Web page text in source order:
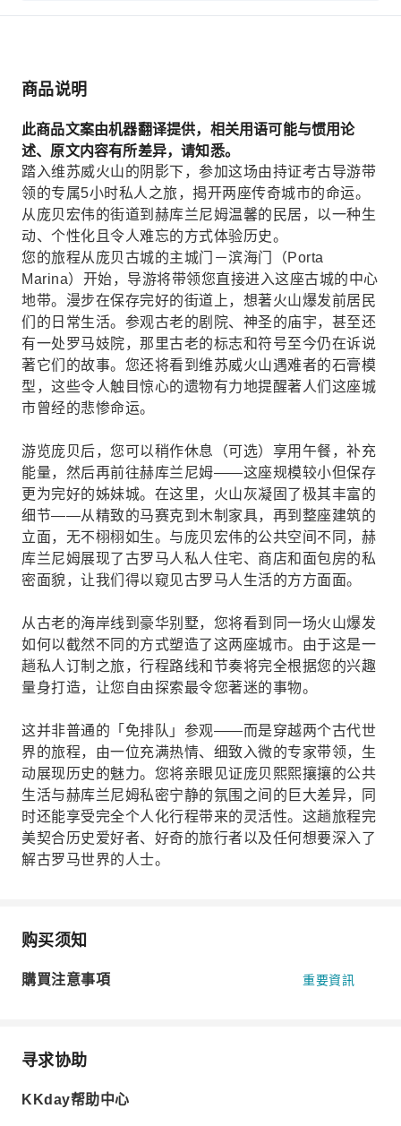
庞贝和赫库兰尼姆免排队门票
探索赫库兰尼姆的私人民居、古老海岸线、商店和
享受完全可自订的私人旅行，行程节奏和路线灵
活。
商品说明
此商品文案由机器翻译提供，相关用语可能与惯用论
述、原文内容有所差异，请知悉。
踏入维苏威火山的阴影下，参加这场由持证考古导游带
领的专属5小时私人之旅，揭开两座传奇城市的命运。
从庞贝宏伟的街道到赫库兰尼姆温馨的民居，以一种生
动、个性化且令人难忘的方式体验历史。
您的旅程从庞贝古城的主城门－滨海门（Porta
Marina）开始，导游将带领您直接进入这座古城的中心
地带。漫步在保存完好的街道上，想著火山爆发前居民
们的日常生活。参观古老的剧院、神圣的庙宇，甚至还
有一处罗马妓院，那里古老的标志和符号至今仍在诉说
著它们的故事。您还将看到维苏威火山遇难者的石膏模
型，这些令人触目惊心的遗物有力地提醒著人们这座城
市曾经的悲惨命运。
游览庞贝后，您可以稍作休息（可选）享用午餐，补充
能量，然后再前往赫库兰尼姆——这座规模较小但保存
更为完好的姊妹城。在这里，火山灰凝固了极其丰富的
细节——从精致的马赛克到木制家具，再到整座建筑的
立面，无不栩栩如生。与庞贝宏伟的公共空间不同，赫
库兰尼姆展现了古罗马人私人住宅、商店和面包房的私
密面貌，让我们得以窥见古罗马人生活的方方面面。
从古老的海岸线到豪华别墅，您将看到同一场火山爆发
如何以截然不同的方式塑造了这两座城市。由于这是一
趟私人订制之旅，行程路线和节奏将完全根据您的兴趣
量身打造，让您自由探索最令您著迷的事物。
这并非普通的「免排队」参观——而是穿越两个古代世
界的旅程，由一位充满热情、细致入微的专家带领，生
动展现历史的魅力。您将亲眼见证庞贝熙熙攘攘的公共
生活与赫库兰尼姆私密宁静的氛围之间的巨大差异，同
时还能享受完全个人化行程带来的灵活性。这趟旅程完
美契合历史爱好者、好奇的旅行者以及任何想要深入了
解古罗马世界的人士。
购买须知
購買注意事項 重要資訊
寻求协助
KKday帮助中心